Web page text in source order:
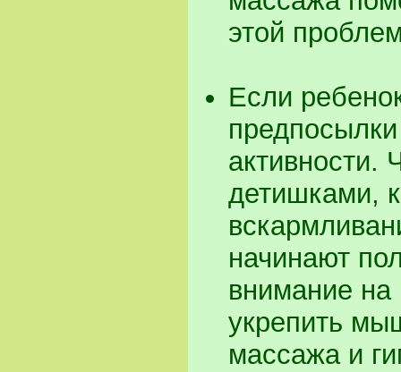
этой
Если
активности.
детишками,
начинают
внимание на
укрепить
массажа и